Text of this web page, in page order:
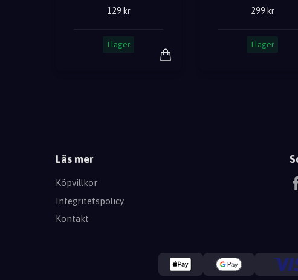
129 kr
I lager
299 kr
I lager
Läs mer
Köpvillkor
Integritetspolicy
Kontakt